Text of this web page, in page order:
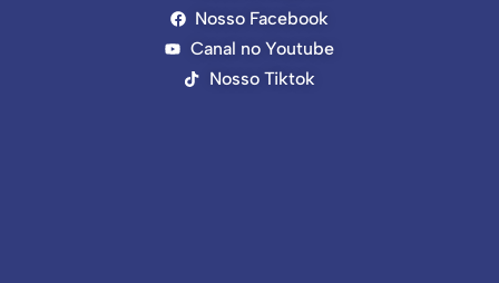
Nosso Facebook
Canal no Youtube
Nosso Tiktok